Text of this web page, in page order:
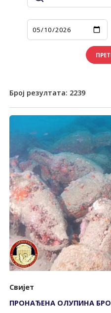
Број резултата: 2239
Свијет
ПРОНАЂЕНА ОЛУПИНА